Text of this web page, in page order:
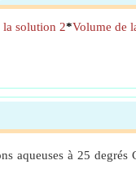
solution 2*Volume de
aqueuses à 25 degrés